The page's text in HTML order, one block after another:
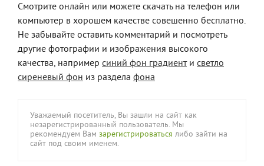
Смотрите онлайн или можете скачать на телефон или
компьютер в хорошем качестве совешенно бесплатно.
Не забывайте оставить комментарий и посмотреть
другие фотографии и изображения высокого
качества, например синий фон градиенти светло
сиреневый фон из раздела фона
Уважаемый посетитель, Вы зашли на сайт как
незарегистрированный пользователь. Мы
рекомендуем Вам зарегистрироваться либо зайти на
сайт под своим именем.